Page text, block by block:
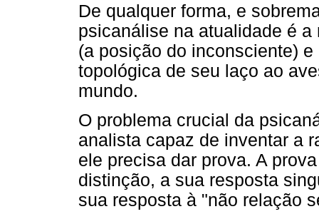
De qualquer forma, e
psicanálise na atualidade é
(a posição do inconsciente)
topológica de seu laço ao
mundo.
O problema crucial da
analista capaz de inventar a
ele precisa dar prova. A
distinção, a sua resposta
sua resposta à "não relação